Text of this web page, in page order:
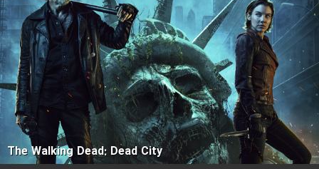
The Walking Dead: Dead City